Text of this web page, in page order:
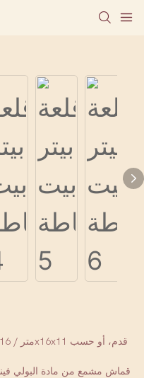
قماش مشمع من مادة البولي